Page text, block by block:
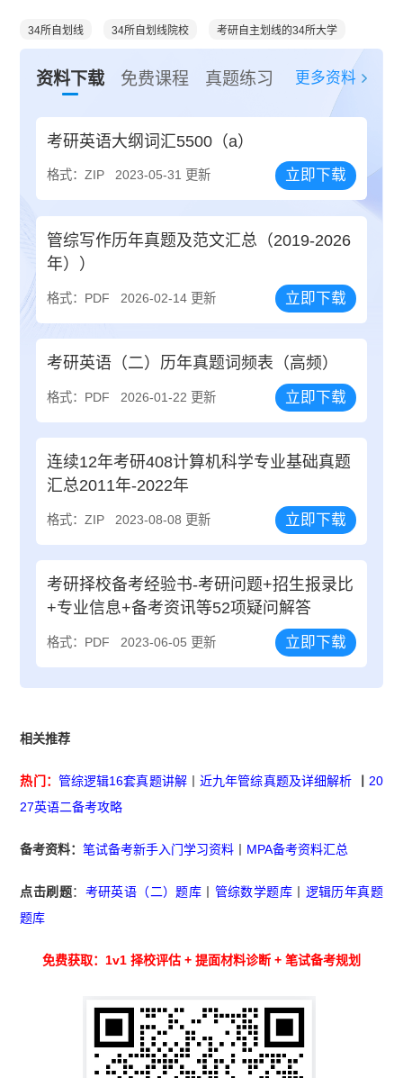
34所自划线 34所自划线院校 考研自主划线的34所大学
资料下载 免费课程 真题练习 更多资料
考研英语大纲词汇5500（a）
格式：ZIP 2023-05-31 更新 立即下载
管综写作历年真题及范文汇总（2019-2026
年））
格式：PDF 2026-02-14 更新 立即下载
考研英语（二）历年真题词频表（高频）
格式：PDF 2026-01-22 更新 立即下载
连续12年考研408计算机科学专业基础真题
汇总2011年-2022年
格式：ZIP 2023-08-08 更新 立即下载
考研择校备考经验书-考研问题+招生报录比
+专业信息+备考资讯等52项疑问解答
格式：PDF 2023-06-05 更新 立即下载
相关推荐
热门： 管综逻辑16套真题讲解丨近九年管综真题及详细解析
20
27英语二备考攻略
备考资料：笔试备考新手入门学习资料 MPA备考资料汇总
点击刷题： 考研英语（二）题库 管综数学题库
逻辑历年真题
题库
免费获取：1v1 择校评估 + 提面材料诊断 + 笔试备考规划